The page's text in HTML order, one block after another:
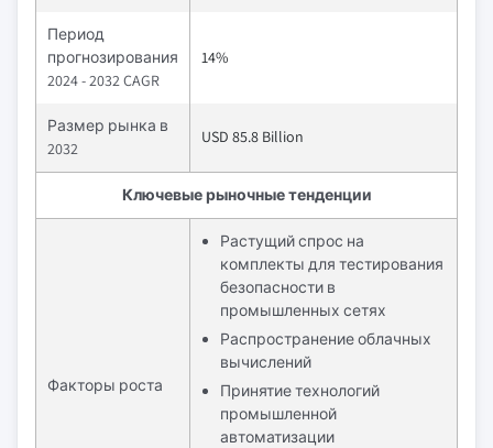
Период
прогнозирования
2024 - 2032 CAGR
14%
Размер рынка в
2032
USD 85.8 Billion
Ключевые рыночные тенденции
Факторы роста
Растущий спрос на
комплекты для тестирования
безопасности в
промышленных сетях
Распространение облачных
вычислений
Принятие технологий
промышленной
автоматизации